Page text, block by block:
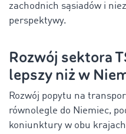
zachodnich sąsiadów i
perspektywy.
Rozwój sektora
lepszy niż w
Rozwój popytu na
równolegle do Niemiec,
koniunktury w obu